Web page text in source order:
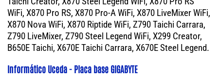
WiFi, X870 Pro RS, X870 Pro-A WiFi, X870 LiveMixer WiFi,
X870 Nova WiFi, X870 Riptide WiFi, Z790 Taichi Carrara,
Z790 LiveMixer, Z790 Steel Legend WiFi, X299 Creator,
B650E Taichi, X670E Taichi Carrara, X670E Steel Legend.
Informático Uceda - Placa base GIGABYTE